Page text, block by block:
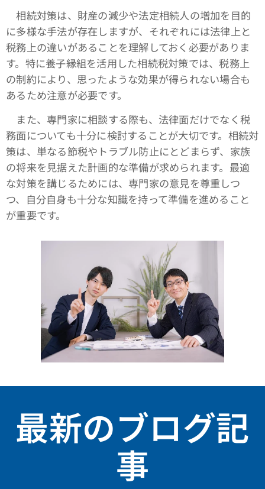
相続対策は、財産の減少や法定相続人の増加を目的
に多様な手法が存在しますが、それぞれには法律上と
税務上の違いがあることを理解しておく必要がありま
す。特に養子縁組を活用した相続税対策では、税務上
の制約により、思ったような効果が得られない場合も
あるため注意が必要です。
また、専門家に相談する際も、法律面だけでなく税
務面についても十分に検討することが大切です。相続対
策は、単なる節税やトラブル防止にとどまらず、家族
の将来を見据えた計画的な準備が求められます。最適
な対策を講じるためには、専門家の意見を尊重しつ
つ、自分自身も十分な知識を持って準備を進めること
が重要です。
最新のブログ記
事